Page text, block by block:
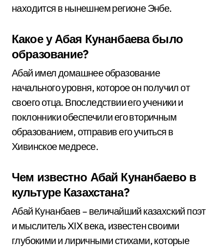
находится в нынешнем регионе Энбе.
Какое у Абая Кунанбаева было
образование?
Абай имел домашнее образование
начального уровня, которое он получил от
своего отца. Впоследствии его ученики и
поклонники обеспечили его вторичным
образованием, отправив его учиться в
Хивинское медресе.
Чем известно Абай Кунанбаево в
культуре Казахстана?
Абай Кунанбаев – величайший казахский поэт
и мыслитель XIX века, известен своими
глубокими и лиричными стихами, которые